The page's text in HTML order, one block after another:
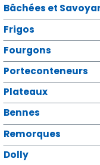
Bâchées et
Frigos
Fourgons
Porteconteneurs
Plateaux
Bennes
Remorques
Dolly